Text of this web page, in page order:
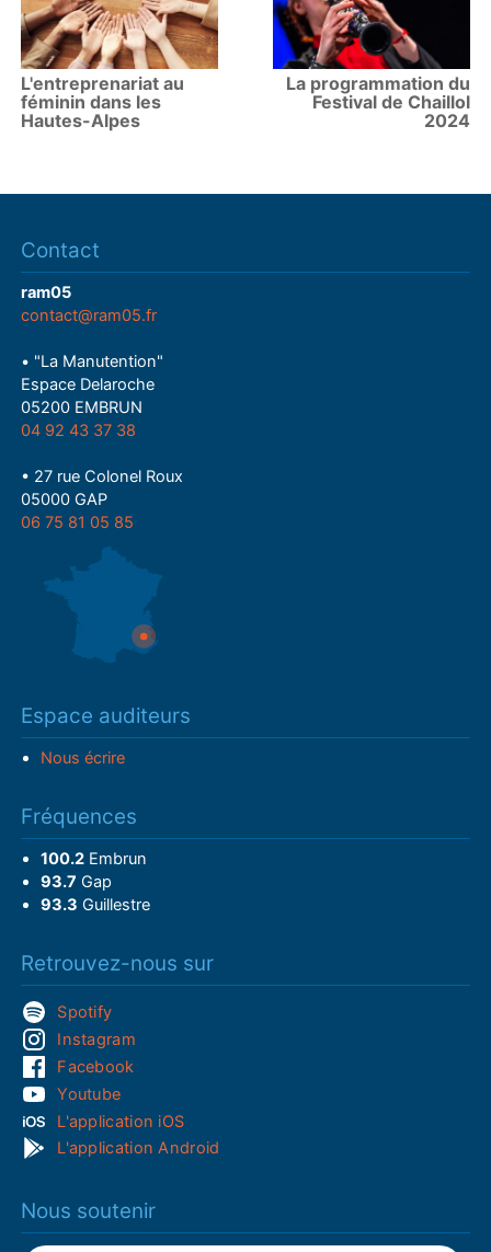
L'entreprenariat au
féminin dans les
Hautes-Alpes
La programmation du
Festival de Chaillol
2024
Contact
ram05
contact@ram05.fr
• "La Manutention"
Espace Delaroche
05200 EMBRUN
04 92 43 37 38
• 27 rue Colonel Roux
05000 GAP
06 75 81 05 85
Espace auditeurs
Nous écrire
Fréquences
100.2Embrun
93.7 Gap
93.3 Guillestre
Retrouvez-nous sur
Spotify
Instagram
Facebook
Youtube
L'application iOS
L'application Android
Nous soutenir